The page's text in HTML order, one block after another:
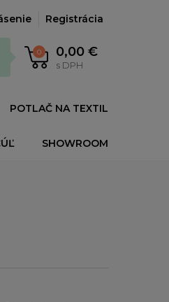
Registrácia
0 0,00 €
s DPH
POTLAČ NA TEXTIL
SHOWROOM